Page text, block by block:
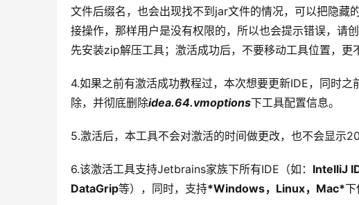
文件后缀名，也会出现找不到jar文件的情况，可以把隐藏
接操作，那样用户是没有权限的，所以也会提示错误，请
先安装zip解压工具；激活成功后，不要移动工具位置，更
4.如果之前有激活成功教程过，本次想要更新IDE，同时
除，并彻底删除idea.64.vmoptions下工具配置信息。
5.激活后，本工具不会对激活的时间做更改，也不会显示
6.该激活工具支持Jetbrains家族下所有IDE（如： IntelliJ
DataGrip等），同时，支持*Windows，Linux，Mac*下